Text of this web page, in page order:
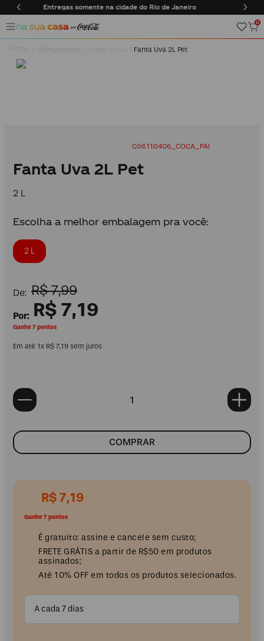
Frete Grátis em compras acima de R$170
0
Fanta Uva 2L Pet
110406_COCA_PAI
Fanta Uva 2L Pet
2 L
Escolha a melhor embalagem pra você:
2 L
R$ 7,99
R$ 7,19
Ganhe 7 pontos
Em até 1x R$ 7,19 sem juros
COMPRAR
R$ 7,19
Ganhe 7 pontos
É gratuito: assine e cancele sem custo;
FRETE GRÁTIS a partir de R$50 em produtos
assinados;
Até 10% OFF em todos os produtos selecionados.
A cada 7 dias